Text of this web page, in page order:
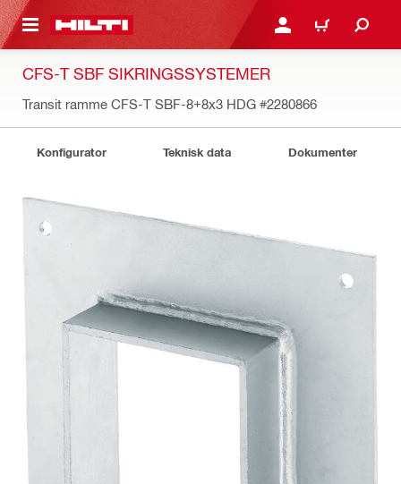
HOVEDINDHOLD LOG IND ELLER
INDKØBSKURV
CFS-T SBF SIKRINGSSYSTEMER
Transit ramme CFS-T SBF-8+8x3 HDG #2280866
Konfigurator Teknisk data Dokumenter